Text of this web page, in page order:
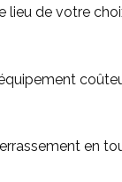
de votre
en